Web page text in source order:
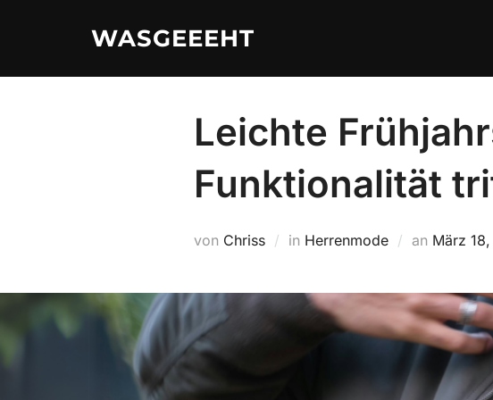
WASGEEEHT
Leichte
Funktionalität
von Chriss in Herrenmode an März